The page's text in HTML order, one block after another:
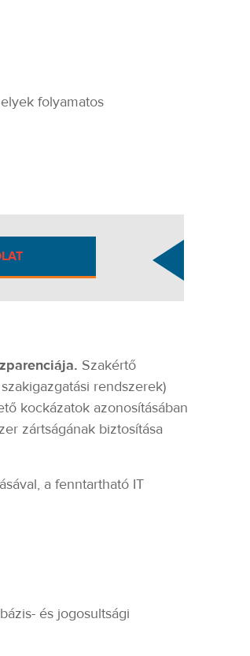
folyamatos
Szakértő
rendszerek)
kockázatok azonosításában
zártságának biztosítása
a fenntartható IT
és jogosultsági